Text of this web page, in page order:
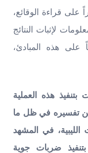
على قراءة الوقائع،
لإثبات النتائج
على هذه المبادئ،
هذه العملية
تفسيره في ظل ما
في المشهد
بتنفيذ ضربات جوية